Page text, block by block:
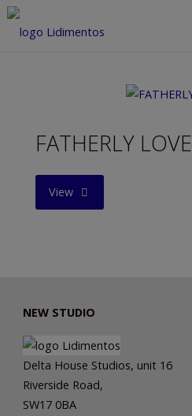
Saltar
FATHERLY LOVE
View"FATHERLY
NEW STUDIO
Delta House Studios, unit 16
Riverside Road,
SW17 0BA